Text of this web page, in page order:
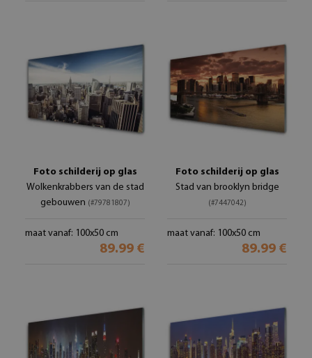
Foto schilderij op glas
Wolkenkrabbers van de stad
gebouwen (#79781807)
maat vanaf: 100x50 cm
89.99 €
Foto schilderij op glas
Stad van brooklyn bridge
(#7447042)
maat vanaf: 100x50 cm
89.99 €